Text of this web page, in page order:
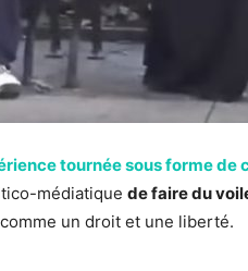
tournée sous forme de
médiatique de faire du
un droit et une liberté.